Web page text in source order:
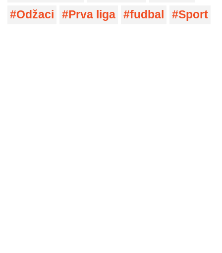
Odžaci
Prva liga fudbal Sport